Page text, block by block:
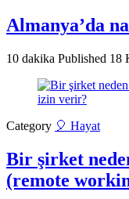
Almanya’da
10 dakika Published 18
Category 🎈 Hayat
Bir şirket
(remote